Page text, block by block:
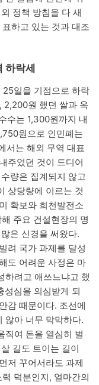
정책 방침을 다 새
하고 있는 것과 대조
하락세
일을 기점으로 하락
원 했던 쌀과 옥
수는 1,300원까지 내
원으로 인민폐는
서는 해외 무역 대표
주었던 것이 드디어
량은 집계되지 않고
상당량에 이르는 것
확보와 희천발전소
주요 건설현장의 명
은 신경을 써왔다.
려 국가 과제를 달성
도 어려운 사정은 마
하려고 애쓰느냐고 했
성심을 의심받게 되
감 때문이다. 조선에
않아 너무 막막하다.
직여 돈을 열심히 벌
길도 트이는 길이
저 꾸어서라도 과제
덕분인지, 얼마간의